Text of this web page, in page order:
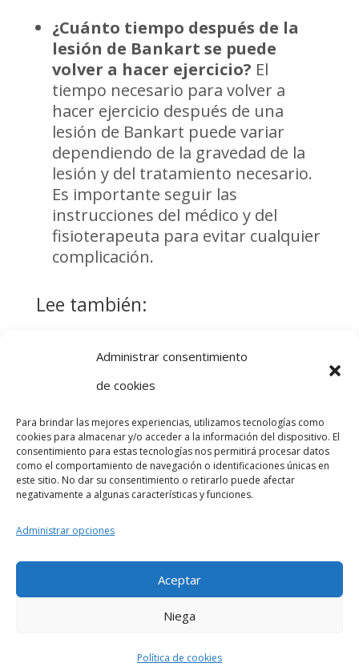
Administrar consentimiento
de cookies
Para brindar las mejores experiencias, utilizamos tecnologías como
cookies para almacenar y/o acceder a la información del dispositivo. El
consentimiento para estas tecnologías nos permitirá procesar datos
como el comportamiento de navegación o identificaciones únicas en
este sitio. No dar su consentimiento o retirarlo puede afectar
negativamente a algunas características y funciones.
Administrar opciones
Aceptar
Niega
Política de cookies
¿Cuánto tiempo después de la
lesión de Bankart se puede
volver a hacer ejercicio? El
tiempo necesario para volver a
hacer ejercicio después de una
lesión de Bankart puede variar
dependiendo de la gravedad de la
lesión y del tratamiento necesario.
Es importante seguir las
instrucciones del médico y del
fisioterapeuta para evitar cualquier
complicación.
Lee también:
La mano
Explorando su
anatomía,
fisiología y
relevancia en la
fisioterapia
Lesión de
diagnóstico y
tratamiento
Terapia de
electroestimula
ción para la
rehabilitación
postictus:
aplicaciones
Todos los derechos reservados © Pmedic